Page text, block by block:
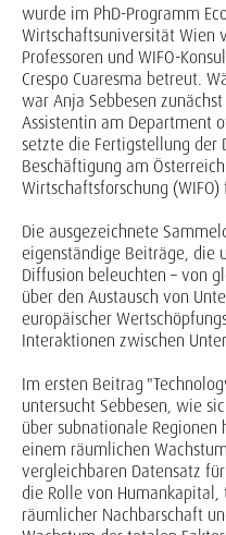
wurde im PhD-Programm
Wirtschaftsuniversität Wien
Professoren und WIFO-
Crespo Cuaresma betreut.
war Anja Sebbesen
Assistentin am Department
setzte die Fertigstellung
Beschäftigung am
Wirtschaftsforschung (WIFO)
Die ausgezeichnete
eigenständige Beiträge, die
Diffusion beleuchten – von
über den Austausch von
europäischer
Interaktionen zwischen
Im ersten Beitrag
untersucht Sebbesen, wie
über subnationale
einem räumlichen
vergleichbaren Datensatz
die Rolle von
räumlicher Nachbarschaft